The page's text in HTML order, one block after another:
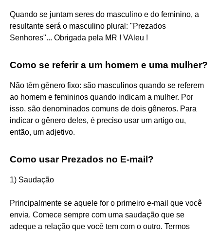
Quando se juntam seres do masculino e do feminino, a
resultante será o masculino plural: "Prezados
Senhores"... Obrigada pela MR ! VAleu !
Como se referir a um homem e uma mulher?
Não têm gênero fixo: são masculinos quando se referem
ao homem e femininos quando indicam a mulher. Por
isso, são denominados comuns de dois gêneros. Para
indicar o gênero deles, é preciso usar um artigo ou,
então, um adjetivo.
Como usar Prezados no E-mail?
1) Saudação
Principalmente se aquele for o primeiro e-mail que você
envia. Comece sempre com uma saudação que se
adeque a relação que você tem com o outro. Termos